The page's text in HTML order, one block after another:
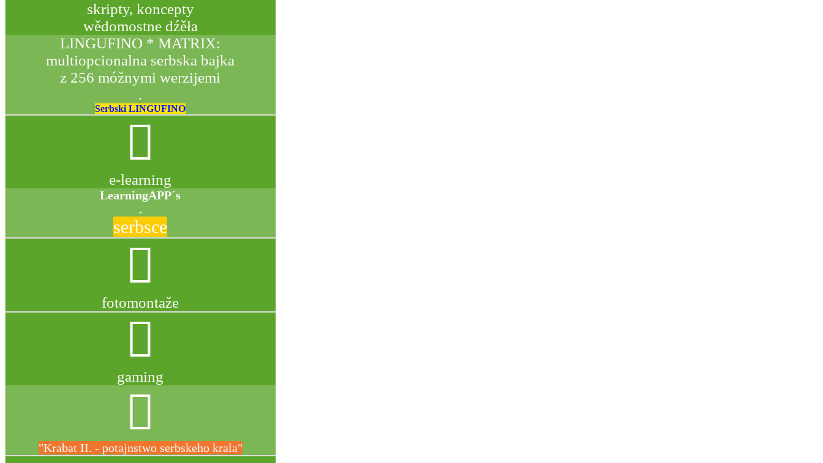
skripty, koncepty
wědomostne dźěła
LINGUFINO * MATRIX:
multiopcionalna serbska bajka
z 256 móžnymi werzijemi
.
Serbski LINGUFINO
e-learning
LearningAPP´s
.
serbsce
fotomontaže
gaming
"Krabat II. - potajnstwo serbskeho krala"